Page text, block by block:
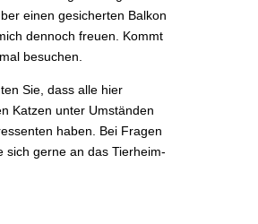
einen gesicherten Balkon
dennoch freuen. Kommt
besuchen.
Sie, dass alle hier
Katzen unter Umständen
haben. Bei Fragen
sich gerne an das Tierheim-